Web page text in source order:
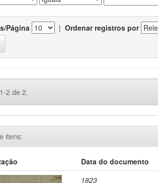
Página | Ordenar registros por
2 de 2.
itens:
Data do documento
1823